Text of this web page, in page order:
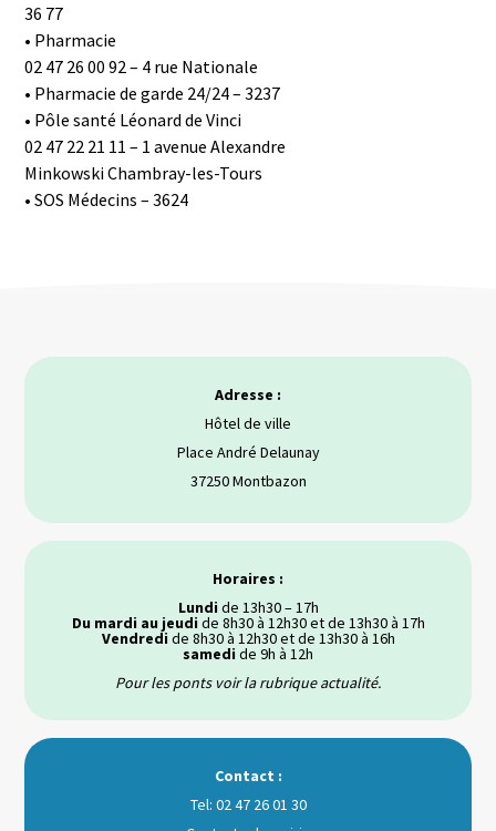
36 77
• Pharmacie
02 47 26 00 92 – 4 rue Nationale
• Pharmacie de garde 24/24 – 3237
• Pôle santé Léonard de Vinci
02 47 22 21 11 – 1 avenue Alexandre
Minkowski Chambray-les-Tours
• SOS Médecins – 3624
Adresse :
Hôtel de ville
Place André Delaunay
37250 Montbazon
Horaires :
Lundi de 13h30 – 17h
Du mardi au jeudi de 8h30 à 12h30 et de 13h30 à 17h
Vendredi de 8h30 à 12h30 et de 13h30 à 16h
samedi de 9h à 12h
Pour les ponts voir la rubrique actualité.
Contact :
Tel: 02 47 26 01 30